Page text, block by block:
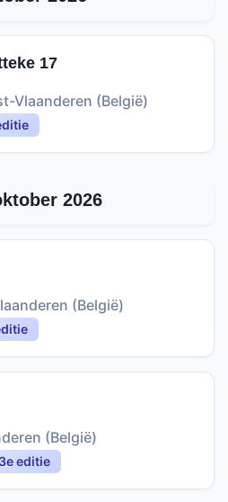
17
Vlaanderen (België)
2026
(België)
(België)
editie